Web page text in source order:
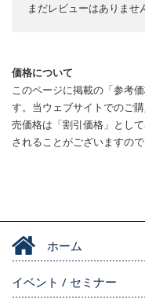
まだレビューはありませ
価格について
このページに掲載の「参考
す。当ウェブサイトでのご
売価格は「割引価格」とし
されることがございますの
ホーム
イベント / セミナー